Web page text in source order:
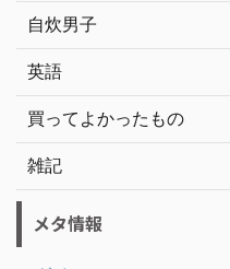
自炊男子
英語
買ってよかったもの
雑記
メタ情報